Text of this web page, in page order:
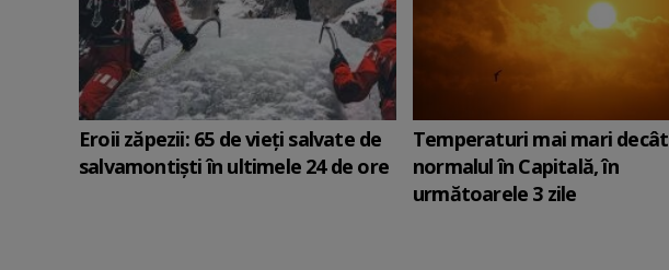
Eroii zăpezii: 65 de vieți salvate de
salvamontiști în ultimele 24 de ore
Temperaturi mai mari decât
normalul în Capitală, în
următoarele 3 zile